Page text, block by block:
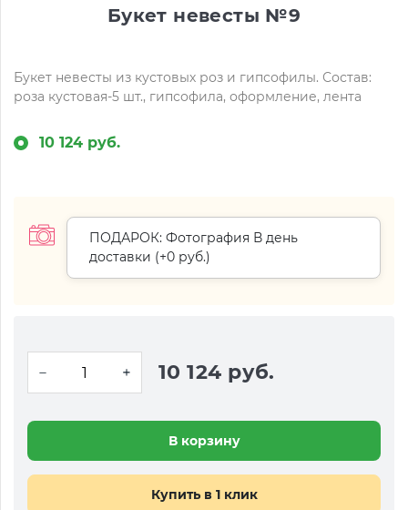
Букет невесты №9
Букет невесты из кустовых роз и гипсофилы. Состав:
роза кустовая-5 шт., гипсофила, оформление, лента
10 124 руб.
ПОДАРОК: Фотография В день
доставки (+0 руб.)
10 124 руб.
В корзину
Купить в 1 клик